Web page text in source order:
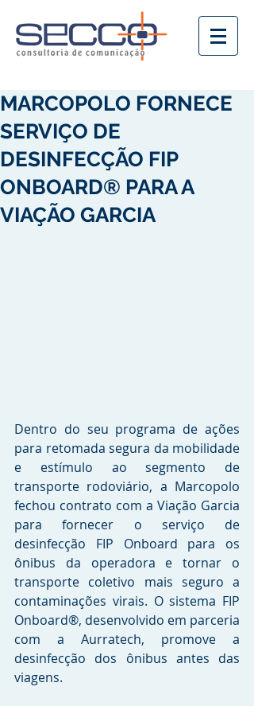
MARCOPOLO FORNECE
SERVIÇO DE
DESINFECÇÃO FIP
ONBOARD® PARA A
VIAÇÃO GARCIA
Dentro do seu programa de ações
para retomada segura da mobilidade
e estímulo ao segmento de
transporte rodoviário, a Marcopolo
fechou contrato com a Viação Garcia
para fornecer o serviço de
desinfecção FIP Onboard para os
ônibus da operadora e tornar o
transporte coletivo mais seguro a
contaminações virais. O sistema FIP
Onboard®, desenvolvido em parceria
com a Aurratech, promove a
desinfecção dos ônibus antes das
viagens.